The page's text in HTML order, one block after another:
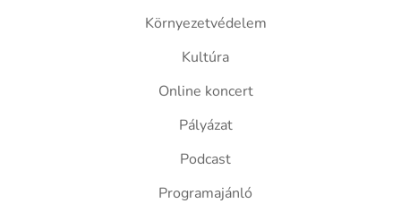
Környezetvédelem
Kultúra
Online koncert
Pályázat
Podcast
Programajánló